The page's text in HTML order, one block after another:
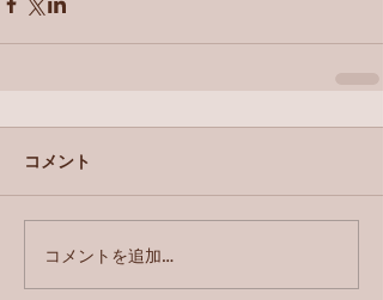
コメント
コメントを追加…